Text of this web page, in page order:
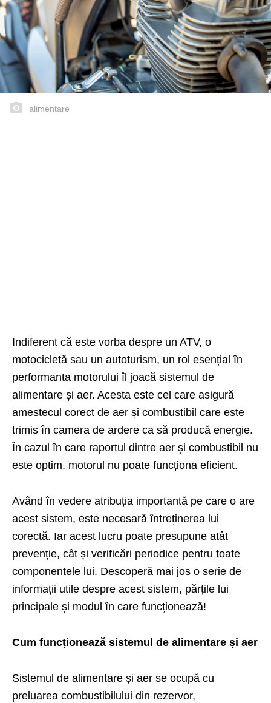
alimentare
Indiferent că este vorba despre un ATV, o
motocicletă sau un autoturism, un rol esențial în
performanța motorului îl joacă sistemul de
alimentare și aer. Acesta este cel care asigură
amestecul corect de aer și combustibil care este
trimis în camera de ardere ca să producă energie.
În cazul în care raportul dintre aer și combustibil nu
este optim, motorul nu poate funcționa eficient.
Având în vedere atribuția importantă pe care o are
acest sistem, este necesară întreținerea lui
corectă. Iar acest lucru poate presupune atât
prevenție, cât și verificări periodice pentru toate
componentele lui. Descoperă mai jos o serie de
informații utile despre acest sistem, părțile lui
principale și modul în care funcționează!
Cum funcționează sistemul de alimentare și aer
Sistemul de alimentare și aer se ocupă cu
preluarea combustibilului din rezervor,